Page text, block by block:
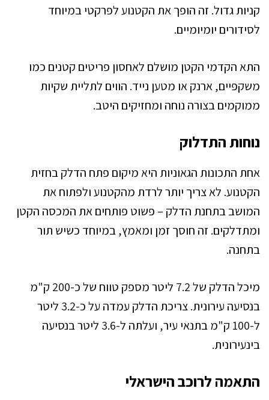
קניות גדול. זה הופך את הקטנוע לפרקטי במיוחד
לסידורים יומיומיים.
התא הקדמי הקטן מושלם לאחסון פריטים קטנים כמו
משקפיים, ארנק או מטען נייד. הווים לתליית שקיות
ממוקמים בצורה נוחה ומחזיקים היטב.
נוחות התדלוק
אחת התכונות הגאוניות היא מיקום פתח הדלק בחזית
הקטנוע. לא צריך יותר לרדת מהקטנוע ולפתוח את
המושב בתחנת הדלק – פשוט פותחים את המכסה הקטן
ומתדלקים. זה חוסך זמן ומאמץ, במיוחד כשיש תור
בתחנה.
מיכל הדלק של 7.2 ליטר מספק טווח של כ-200 ק"מ
בנסיעה עירונית. צריכת הדלק עמדה על כ-3.2 ליטר
ל-100 ק"מ בתנאי עיר, ועלתה ל-3.6 ליטר בנסיעה
בינעירונית.
התאמה לרוכב הישראלי